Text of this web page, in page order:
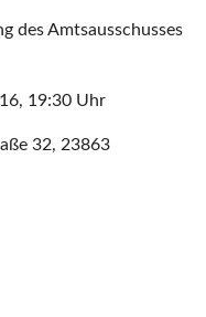
des Amtsausschusses
19:30 Uhr
32, 23863